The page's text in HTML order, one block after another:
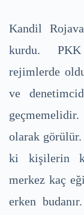
Kandil
kurdu. PKK
rejimlerde
ve
olarak görülür.
ki kişilerin
merkez kaç
erken